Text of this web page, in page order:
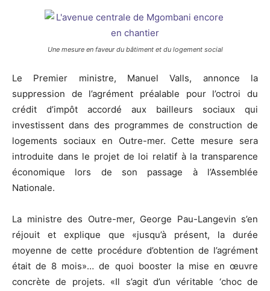
Une mesure en faveur du bâtiment et du logement social
Le Premier ministre, Manuel Valls, annonce la
suppression de l’agrément préalable pour l’octroi du
crédit d’impôt accordé aux bailleurs sociaux qui
investissent dans des programmes de construction de
logements sociaux en Outre-mer. Cette mesure sera
introduite dans le projet de loi relatif à la transparence
économique lors de son passage à l’Assemblée
Nationale.
La ministre des Outre-mer, George Pau-Langevin s’en
réjouit et explique que «jusqu’à présent, la durée
moyenne de cette procédure d’obtention de l’agrément
était de 8 mois»… de quoi booster la mise en œuvre
concrète de projets. «Il s’agit d’un véritable ‘choc de